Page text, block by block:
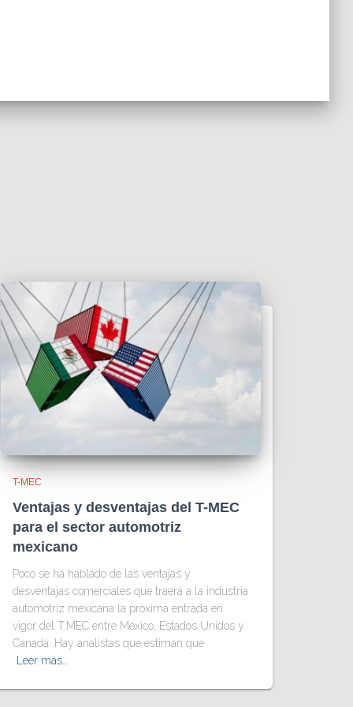
T-MEC
Ventajas y desventajas del T-MEC
para el sector automotriz
mexicano
Poco se ha hablado de las ventajas y
desventajas comerciales que traerá a la industria
automotriz mexicana la próxima entrada en
vigor del T.MEC entre México, Estados Unidos y
Canadá. Hay analistas que estiman que
Leer más…